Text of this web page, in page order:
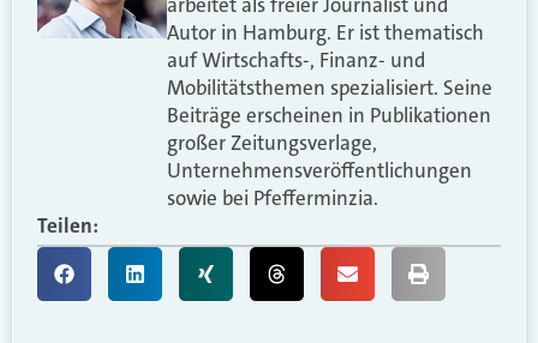
Autor in Hamburg. Er ist thematisch
auf Wirtschafts-, Finanz- und
Mobilitätsthemen spezialisiert. Seine
Beiträge erscheinen in Publikationen
großer Zeitungsverlage,
Unternehmensveröffentlichungen
sowie bei Pfefferminzia.
Teilen: